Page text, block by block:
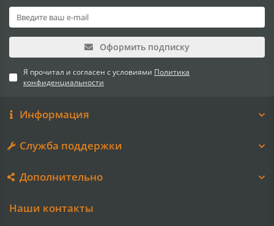
Оформить подписку
Я прочитал и согласен с условиями Политика
конфиденциальности
Информация
Служба поддержки
Дополнительно
Наши контакты